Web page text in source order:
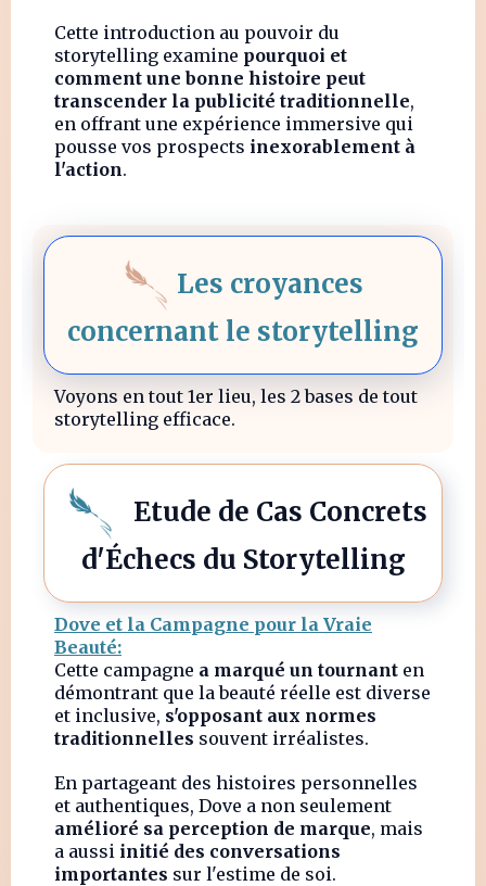
Cette introduction au pouvoir du
storytelling examine pourquoi et
comment une bonne histoire peut
transcender la publicité traditionnelle,
en offrant une expérience immersive qui
pousse vos prospects inexorablement à
l'action.
Les croyances
concernant le storytelling
Voyons en tout 1er lieu, les 2 bases de tout
storytelling efficace.
Etude de Cas Concrets
d'Échecs du Storytelling
Dove et la Campagne pour la Vraie
Beauté:
Cette campagne a marqué un tournant en
démontrant que la beauté réelle est diverse
et inclusive, s'opposant aux normes
traditionnelles souvent irréalistes.
En partageant des histoires personnelles
et authentiques, Dove a non seulement
amélioré sa perception de marque, mais
a aussi initié des conversations
importantes sur l'estime de soi.